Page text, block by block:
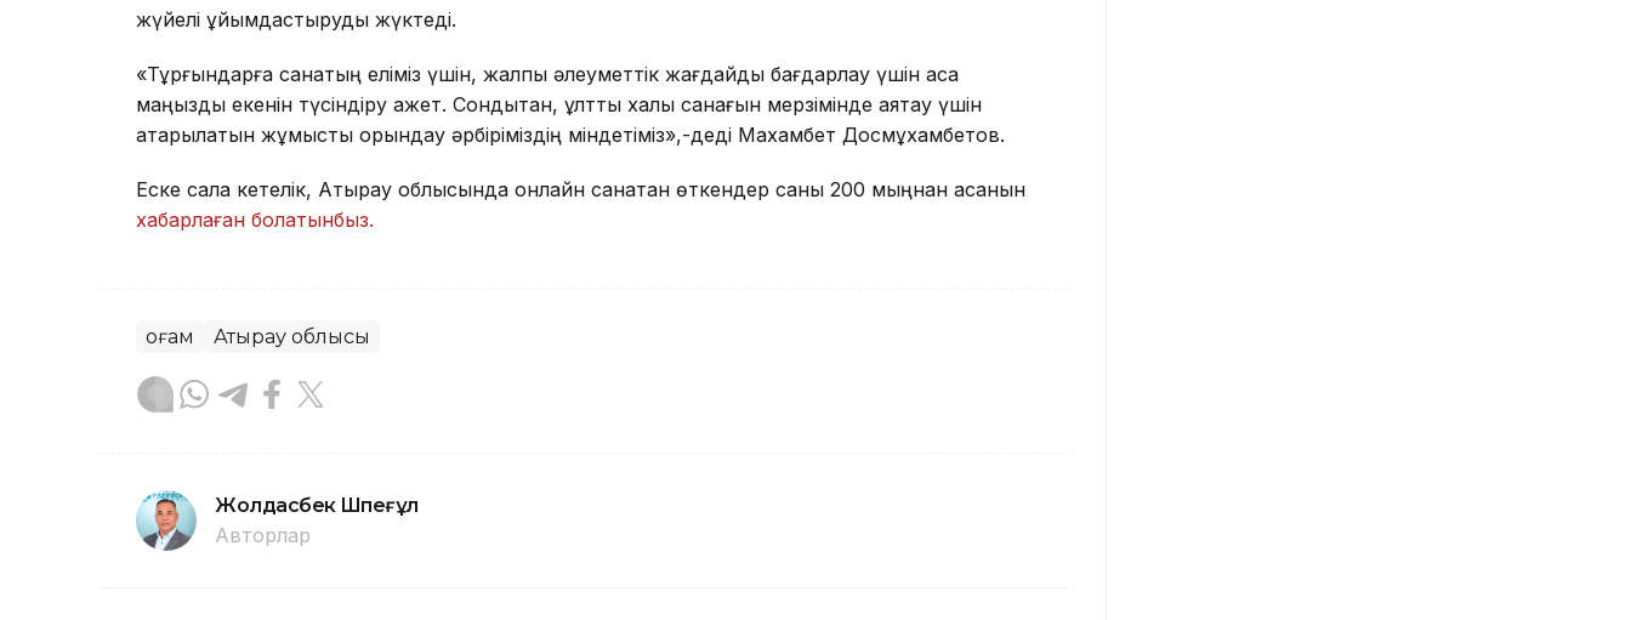
жүйелі ұйымдастыруды жүктеді.
«Тұрғындарға санақтың еліміз үшін, жалпы әлеуметтік жағдайды бағдарлау үшін аса
маңызды екенін түсіндіру қажет. Сондықтан, ұлттық халық санағын мерзімінде аяқтау үшін
атқарылатын жұмысты орындау әрбіріміздің міндетіміз»,-деді Махамбет Досмұхамбетов.
Еске сала кетелік, Атырау облысында онлайн санақтан өткендер саны 200 мыңнан асқанын
хабарлаған болатынбыз.
Қоғам Атырау облысы
Жолдасбек Шөпеғұл
Авторлар